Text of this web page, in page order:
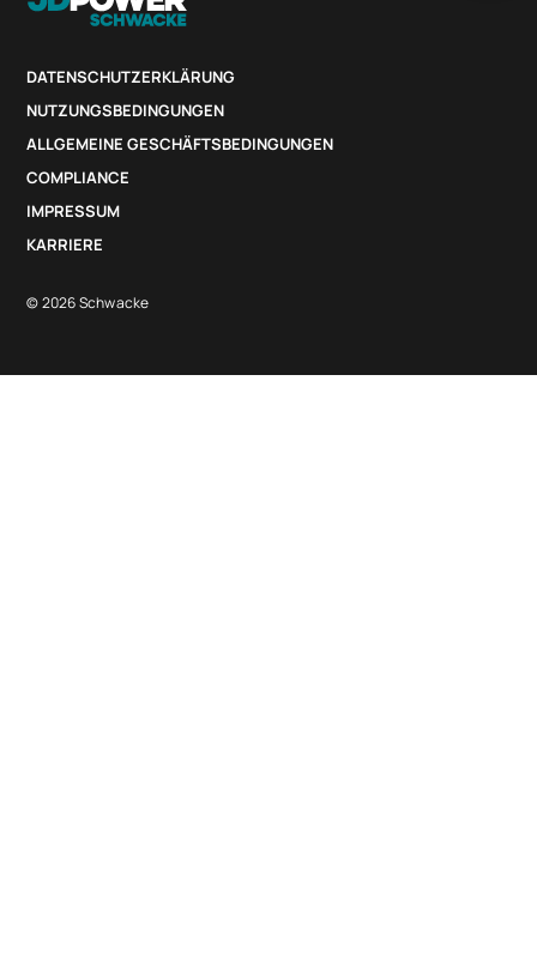
DATENSCHUTZERKLÄRUNG
NUTZUNGSBEDINGUNGEN
ALLGEMEINE GESCHÄFTSBEDINGUNGEN
COMPLIANCE
IMPRESSUM
KARRIERE
© 2026 Schwacke